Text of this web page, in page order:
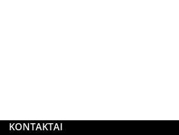
KONTAKTAI